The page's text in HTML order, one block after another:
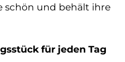
schön und behält ihre
für jeden Tag